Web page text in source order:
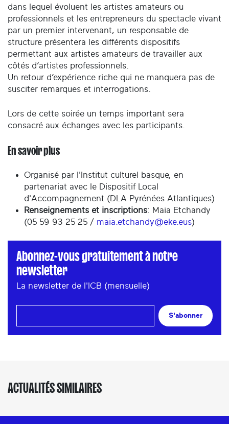
dans lequel évoluent les artistes amateurs ou
professionnels et les entrepreneurs du spectacle vivant
par un premier intervenant, un responsable de
structure présentera les différents dispositifs
permettant aux artistes amateurs de travailler aux
côtés d’artistes professionnels.
Un retour d’expérience riche qui ne manquera pas de
susciter remarques et interrogations.
Lors de cette soirée un temps important sera
consacré aux échanges avec les participants.
En savoir plus
Organisé par l'Institut culturel basque, en
partenariat avec le Dispositif Local
d'Accompagnement (DLA Pyrénées Atlantiques)
Renseignements et inscriptions: Maia Etchandy
(05 59 93 25 25 / maia.etchandy@eke.eus)
Abonnez-vous gratuitement à notre
newsletter
La newsletter de l'ICB (mensuelle)
S'abonner
ACTUALITÉS SIMILAIRES